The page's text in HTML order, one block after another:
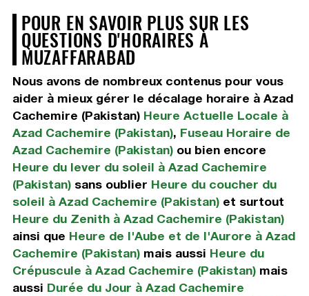
POUR EN SAVOIR PLUS SUR LES
QUESTIONS D'HORAIRES À
MUZAFFARABAD
Nous avons de nombreux contenus pour vous
aider à mieux gérer le décalage horaire à Azad
Cachemire (Pakistan) Heure Actuelle Locale à
Azad Cachemire (Pakistan), Fuseau Horaire de
Azad Cachemire (Pakistan)ou bien encore
Heure du lever du soleil à Azad Cachemire
(Pakistan)sans oublier Heure du coucher du
soleil à Azad Cachemire (Pakistan)et surtout
Heure du Zenith à Azad Cachemire (Pakistan)
ainsi que Heure de l'Aube et de l'Aurore à Azad
Cachemire (Pakistan)mais aussi Heure du
Crépuscule à Azad Cachemire (Pakistan)mais
aussi Durée du Jour à Azad Cachemire